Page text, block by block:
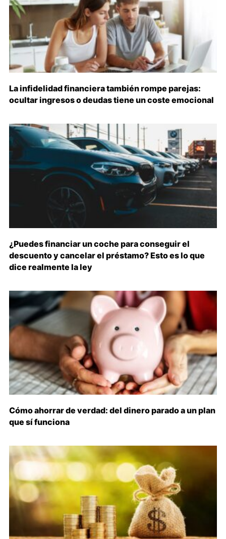
La infidelidad financiera también rompe parejas:
ocultar ingresos o deudas tiene un coste emocional
¿Puedes financiar un coche para conseguir el
descuento y cancelar el préstamo? Esto es lo que
dice realmente la ley
Cómo ahorrar de verdad: del dinero parado a un plan
que sí funciona